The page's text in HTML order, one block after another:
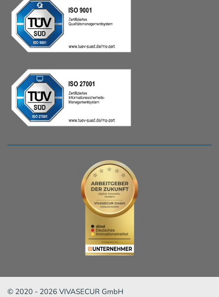
© 2020 - 2026 VIVASECUR GmbH